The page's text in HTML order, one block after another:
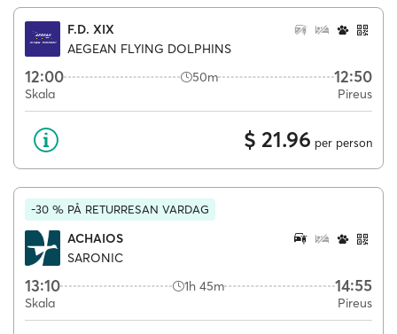
F.D. XIX
AEGEAN FLYING DOLPHINS
12:00 50m 12:50
Skala Pireus
$ 21.96 per person
-30 % PÅ RETURRESAN VARDAG
ACHAIOS
SARONIC
13:10 1h 45m 14:55
Skala Pireus